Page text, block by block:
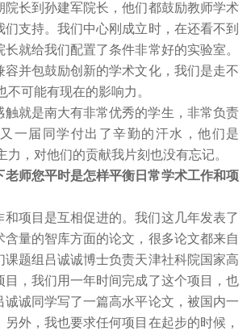
院长到孙建军院长，他们都鼓励教师学术
支持。我们中心刚成立时，在还看不到
就给我们配置了条件非常好的实验室。
容并包鼓励创新的学术文化，我们是走不
不可能有现在的影响力。
触就是南大有非常优秀的学生，非常负责
一届同学付出了辛勤的汗水，他们是
力，对他们的贡献我片刻也没有忘记。
老师您平时是怎样平衡日常学术工作和项
和项目是互相促进的。我们这几年发表了
含量的智库方面的论文，很多论文都来自
课题组吕诚诚博士负责天津社科院国家高
目，我们用一年时间完成了这个项目，也
诚诚同学写了一篇高水平论文，被国内一
外，我也要求任何项目在起步的时候，